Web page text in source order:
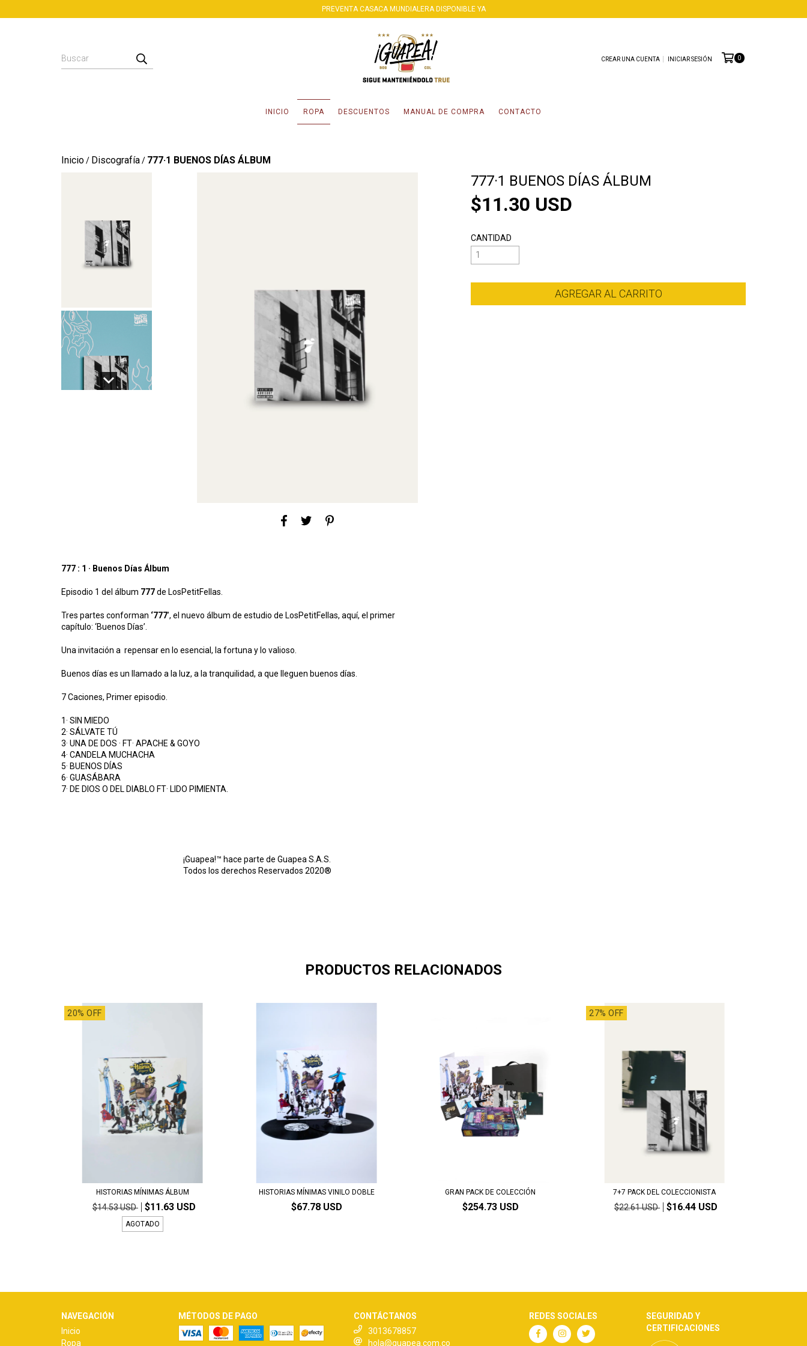
PREVENTA CASACA MUNDIALERA DISPONIBLE YA
CREAR UNA CUENTA INICIAR SESIÓN 0
INICIO ROPA DESCUENTOS MANUAL DE COMPRA CONTACTO
Inicio/ Discografía/ 777·1 BUENOS DÍAS ÁLBUM
777 : 1 · Buenos Días Álbum
Episodio 1 del álbum 777de LosPetitFellas.
Tres partes conforman ‘777’, el nuevo álbum de estudio de LosPetitFellas, aquí, el primer
capítulo: ‘Buenos Días’.
Una invitación a repensar en lo esencial, la fortuna y lo valioso.
Buenos días es un llamado a la luz, a la tranquilidad, a que lleguen buenos días.
7 Caciones, Primer episodio.
1· SIN MIEDO
2· SÁLVATE TÚ
3· UNA DE DOS · FT· APACHE & GOYO
4· CANDELA MUCHACHA
5· BUENOS DÍAS
6· GUASÁBARA
7· DE DIOS O DEL DIABLO FT· LIDO PIMIENTA.
¡Guapea!™ hace parte de Guapea S.A.S.
Todos los derechos Reservados 2020®
777·1 BUENOS DÍAS ÁLBUM
$11.30 USD
CANTIDAD
PRODUCTOS RELACIONADOS
20% OFF
HISTORIAS MÍNIMAS ÁLBUM
$14.53 USD $11.63 USD
AGOTADO
HISTORIAS MÍNIMAS VINILO DOBLE
$67.78 USD
GRAN PACK DE COLECCIÓN
$254.73 USD
27% OFF
7+7 PACK DEL COLECCIONISTA
$22.61 USD $16.44 USD
NAVEGACIÓN
Inicio
Ropa
MÉTODOS DE PAGO
CONTÁCTANOS
3013678857
hola@guapea.com.co
REDES SOCIALES
SEGURIDAD Y
CERTIFICACIONES